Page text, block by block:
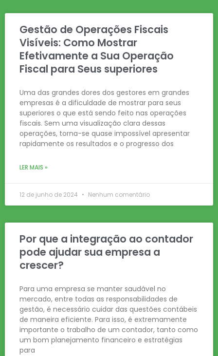
Gestão de Operações Fiscais
Visíveis: Como Mostrar
Efetivamente a Sua Operação
Fiscal para Seus superiores
Uma das grandes dores dos gestores em grandes
empresas é a dificuldade de mostrar para seus
superiores o que está sendo feito nas operações
fiscais. Sem uma visualização clara dessas
operações, torna-se quase impossível apresentar
rapidamente os resultados e o progresso dos
LER MAIS »
12 de junho de 2024 Nenhum comentário
Por que a integração ao contador
pode ajudar sua empresa a
crescer?
Para uma empresa se manter saudável no
mercado, entre todas as responsabilidades de
gestão, é necessário cuidar das questões contábeis
de maneira eficiente. Para isso, é extremamente
importante o trabalho de um contador, tanto como
um bom planejamento financeiro e estratégias
para